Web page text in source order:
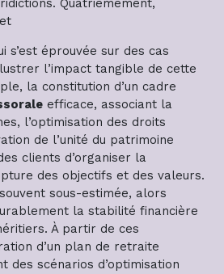
Quatrièmement,
s’est éprouvée sur des cas
l’impact tangible de cette
la constitution d’un cadre
efficace, associant la
l’optimisation des droits
de l’unité du patrimoine
clients d’organiser la
des objectifs et des valeurs.
sous-estimée, alors
la stabilité financière
À partir de ces
d’un plan de retraite
des scénarios d’optimisation